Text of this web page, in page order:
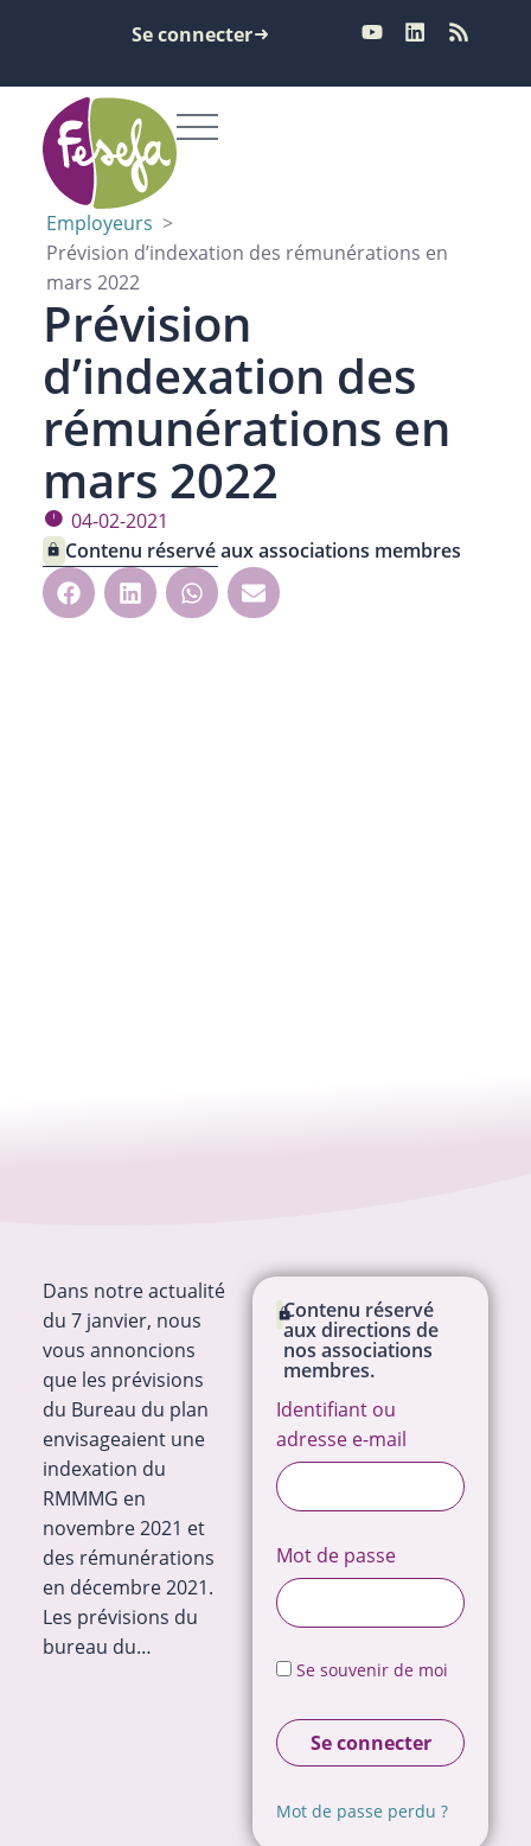
Se connecter
Employeurs >
Prévision d’indexation des rémunérations en
mars 2022
Prévision
d’indexation des
rémunérations en
mars 2022
04-02-2021
Contenu réservé aux associations membres
Dans notre actualité
du 7 janvier, nous
vous annoncions
que les prévisions
du Bureau du plan
envisageaient une
indexation du
RMMMG en
novembre 2021 et
des rémunérations
en décembre 2021.
Les prévisions du
bureau du…
Contenu réservé
aux directions de
nos associations
membres.
Identifiant ou
adresse e-mail
Mot de passe
Se souvenir de moi
Se connecter
Mot de passe perdu ?